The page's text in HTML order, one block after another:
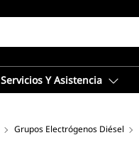
Servicios Y Asistencia
Grupos Electrógenos Diésel